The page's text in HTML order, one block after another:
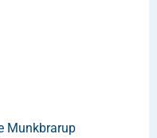
Munkbrarup